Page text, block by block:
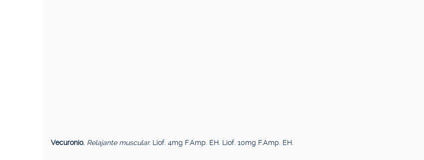
Vecuronio. Relajante muscular. Liof. 4mg F.Amp. EH. Liof. 10mg F.Amp. EH.